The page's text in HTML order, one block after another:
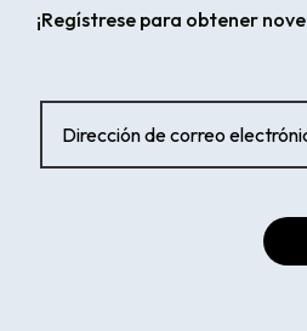
¡Regístrese para obtener